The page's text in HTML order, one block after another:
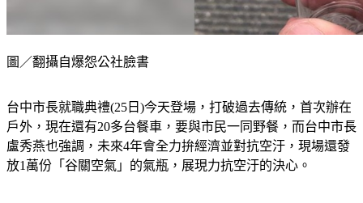
戶外，現在還有20多台餐車，要與市民一同野餐，而台中市長
盧秀燕也強調，未來4年會全力拚經濟並對抗空汙，現場還發
放1萬份「谷關空氣」的氣瓶，展現力抗空汙的決心。